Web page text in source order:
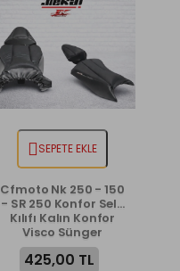
SEPETE EKLE
Cfmoto Nk 250 - 150
- SR 250 Konfor Sele
Kılıfı Kalın Konfor
Visco Sünger
425,00 TL